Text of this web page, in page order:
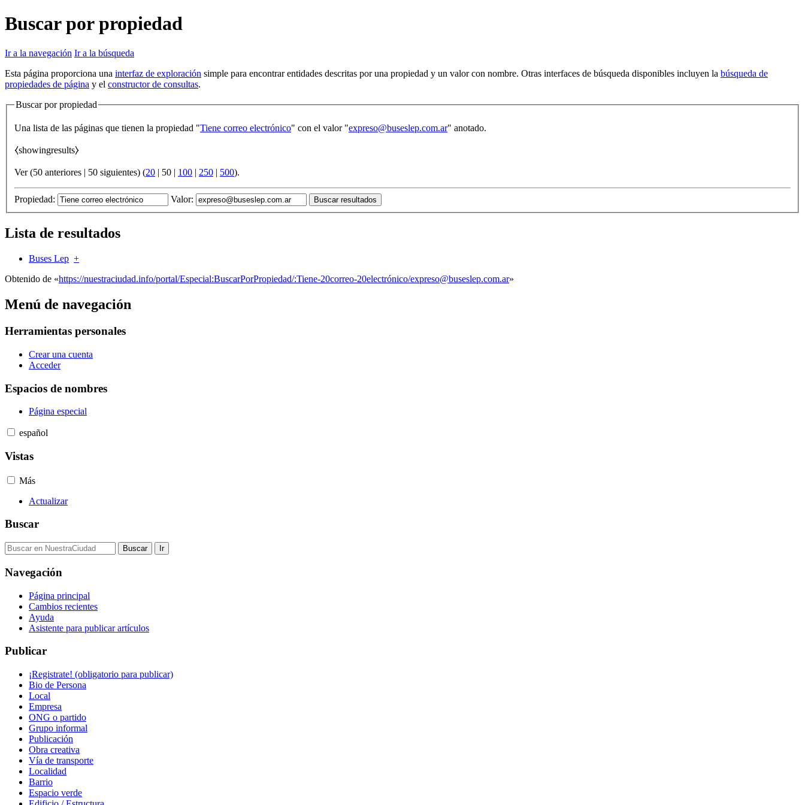
Buscar por propiedad
Ir a la navegación Ir a la búsqueda
Esta página proporciona una interfaz de exploración simple para encontrar entidades descritas por una propiedad y un valor con nombre. Otras interfaces de búsqueda disponibles incluyen la búsqueda de
propiedades de página y el constructor de consultas.
Buscar por propiedad
Una lista de las páginas que tienen la propiedad "Tiene correo electrónico" con el valor "expreso@buseslep.com.ar" anotado.
⧼showingresults⧽
Ver (50 anteriores 50 siguientes) (20 50 100 250 500).
Propiedad: Valor:
Lista de resultados
Buses Lep +
Obtenido de «https://nuestraciudad.info/portal/Especial:BuscarPorPropiedad/:Tiene-20correo-20electrónico/expreso@buseslep.com.ar»
Menú de navegación
Herramientas personales
Crear una cuenta
Acceder
Espacios de nombres
Página especial
español
Vistas
Más
Actualizar
Buscar
Navegación
Página principal
Cambios recientes
Ayuda
Asistente para publicar artículos
Publicar
¡Registrate! (obligatorio para publicar)
Bio de Persona
Local
Empresa
ONG o partido
Grupo informal
Publicación
Obra creativa
Vía de transporte
Localidad
Barrio
Espacio verde